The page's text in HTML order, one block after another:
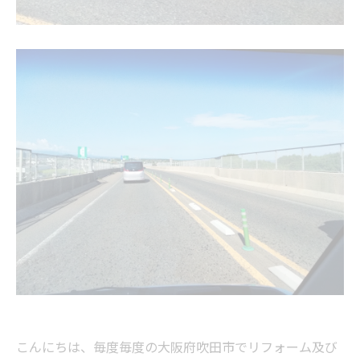
こんにちは、毎度毎度の大阪府吹田市でリフォーム及び